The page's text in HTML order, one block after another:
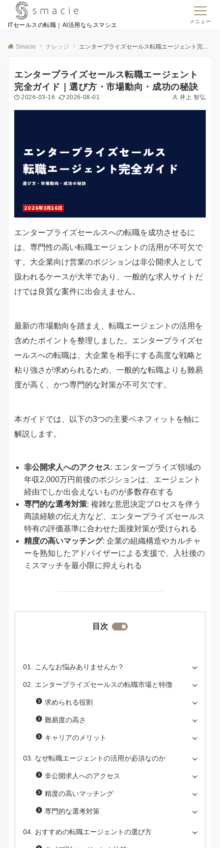
ITセールスの転職｜AI活用ならスマシエ
メニュー
Smacie ナレッジ エンタープライズセールス転職エージェント完全ガイド｜選び方・市場動向・成功の秘訣
エンタープライズセールス転職エージェント
完全ガイド｜選び方・市場動向・成功の秘訣
2026-03-16 2026-08-01 井上 智弘
エンタープライズセールスへの転職を成功させるに
は、専門性の高い転職エージェントの活用が不可欠で
す。大企業向け営業のポジションは非公開求人として
扱われるケースが大半であり、一般的な求人サイトだ
けでは良質な案件に出会えません。
最新の市場動向を踏まえ、転職エージェントの活用を
含めたポイントを整理しました。エンタープライズセ
ールスへの転職は、大企業を相手にする高度な戦略と
粘り強さが求められるため、一般的な転職よりも難易
度が高く、かつ専門的な対策が不可欠です。
本ガイドでは、以下の3つの主要ベネフィットを軸に
解説します。
非公開求人へのアクセス: エンタープライズ領域の
年収2,000万円前後のポジションは、エージェント
経由でしか出会えないものが多数存在する
専門的な選考対策: 複雑な意思決定プロセスを伴う
商談経験の伝え方など、エンタープライズセールス
特有の評価基準に合わせた面接対策が受けられる
精度の高いマッチング: 企業の組織構造やカルチャ
ーを熟知したアドバイザーによる支援で、入社後の
ミスマッチを最小限に抑えられる
目次
こんなお悩みありませんか？
エンタープライズセールスの転職市場と特徴
求められる役割
難易度の高さ
キャリアのメリット
なぜ転職エージェントの活用が必須なのか
非公開求人へのアクセス
精度の高いマッチング
専門的な選考対策
おすすめの転職エージェントの選び方